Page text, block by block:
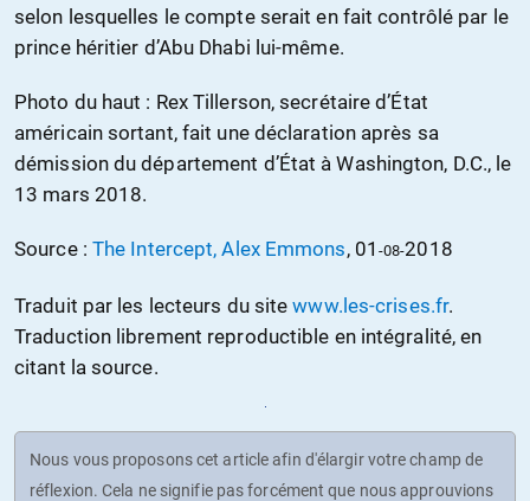
selon lesquelles le compte serait en fait contrôlé par le
prince héritier d’Abu Dhabi lui-même.
Photo du haut : Rex Tillerson, secrétaire d’État
américain sortant, fait une déclaration après sa
démission du département d’État à Washington, D.C., le
13 mars 2018.
Source : The Intercept, Alex Emmons, 01 -08-2018
Traduit par les lecteurs du sitewww.les-crises.fr.
Traduction librement reproductible en intégralité, en
citant la source.
Nous vous proposons cet article afin d'élargir votre champ de
réflexion. Cela ne signifie pas forcément que nous approuvions